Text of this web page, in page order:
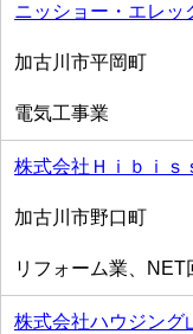
ニッショー・エレッ
加古川市平岡町
電気工事業
株式会社Ｈｉｂｉ
加古川市野口町
リフォーム業、NET
株式会社ハウジング